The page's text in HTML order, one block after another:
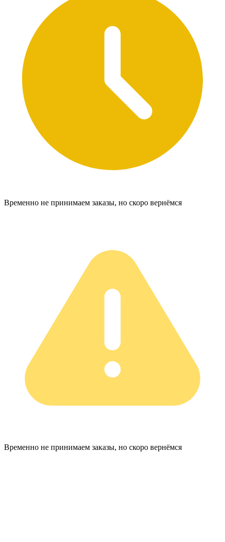
Временно не принимаем заказы, но скоро вернёмся
Временно не принимаем заказы, но скоро вернёмся